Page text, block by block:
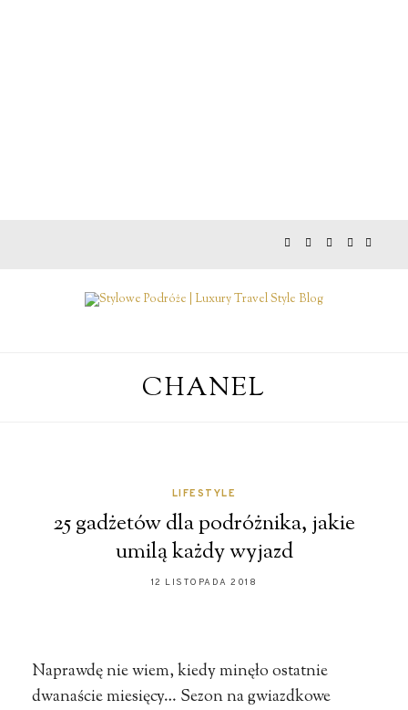
CHANEL
LIFESTYLE
25 gadżetów dla podróżnika, jakie
umilą każdy wyjazd
12 LISTOPADA 2018
Naprawdę nie wiem, kiedy minęło ostatnie
dwanaście miesięcy… Sezon na gwiazdkowe